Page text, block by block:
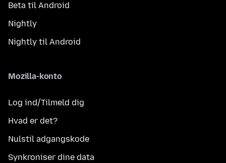
Beta til Android
Nightly
Nightly til Android
Mozilla-konto
Log ind/Tilmeld dig
Hvad er det?
Nulstil adgangskode
Synkroniser dine data